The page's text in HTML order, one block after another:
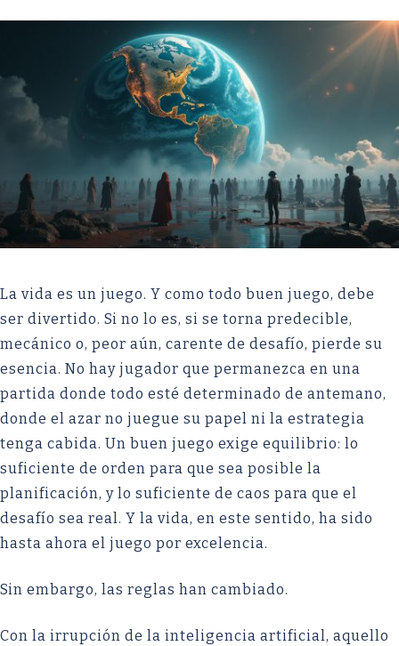
La vida es un juego. Y como todo buen juego, debe
ser divertido. Si no lo es, si se torna predecible,
mecánico o, peor aún, carente de desafío, pierde su
esencia. No hay jugador que permanezca en una
partida donde todo esté determinado de antemano,
donde el azar no juegue su papel ni la estrategia
tenga cabida. Un buen juego exige equilibrio: lo
suficiente de orden para que sea posible la
planificación, y lo suficiente de caos para que el
desafío sea real. Y la vida, en este sentido, ha sido
hasta ahora el juego por excelencia.
Sin embargo, las reglas han cambiado.
Con la irrupción de la inteligencia artificial, aquello